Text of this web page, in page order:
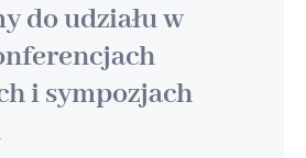
do udziału w
i sympozjach